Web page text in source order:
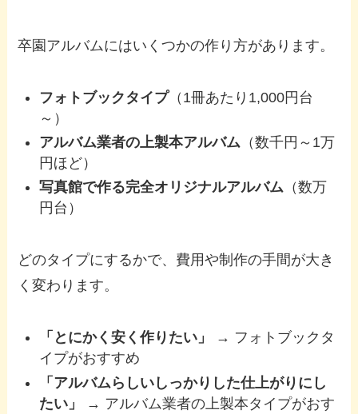
卒園アルバムにはいくつかの作り方があります。
フォトブックタイプ（1冊あたり1,000円台
～）
アルバム業者の上製本アルバム （数千円～1万
円ほど）
写真館で作る完全オリジナルアルバム （数万
円台）
どのタイプにするかで、費用や制作の手間が大き
く変わります。
「とにかく安く作りたい」
→ フォトブックタ
イプがおすすめ
「アルバムらしいしっかりした仕上がりにし
たい」
→ アルバム業者の上製本タイプがおす